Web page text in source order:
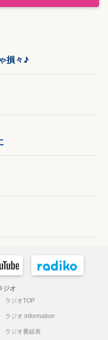
損々♪
ジオ
ラジオTOP
ラジオ information
ラジオ番組表